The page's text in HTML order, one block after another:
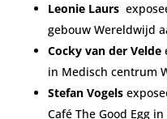
Leonie Laurs
gebouw Wereldwijd
Cocky van der Velde
in Medisch centrum
Stefan Vogels
Café The Good Egg